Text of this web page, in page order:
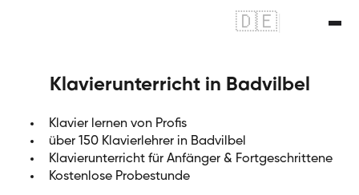
🇩🇪
Klavierunterricht in Badvilbel
Klavier lernen von Profis
über 150 Klavierlehrer in Badvilbel
Klavierunterricht für Anfänger & Fortgeschrittene
Kostenlose Probestunde